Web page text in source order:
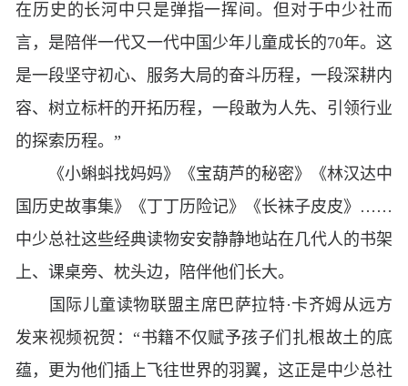
在历史的长河中只是弹指一挥间。但对于中少社而
言，是陪伴一代又一代中国少年儿童成长的70年。这
是一段坚守初心、服务大局的奋斗历程，一段深耕内
容、树立标杆的开拓历程，一段敢为人先、引领行业
的探索历程。”
《小蝌蚪找妈妈》《宝葫芦的秘密》《林汉达中
国历史故事集》《丁丁历险记》《长袜子皮皮》……
中少总社这些经典读物安安静静地站在几代人的书架
上、课桌旁、枕头边，陪伴他们长大。
国际儿童读物联盟主席巴萨拉特·卡齐姆从远方
发来视频祝贺：“书籍不仅赋予孩子们扎根故土的底
蕴，更为他们插上飞往世界的羽翼，这正是中少总社